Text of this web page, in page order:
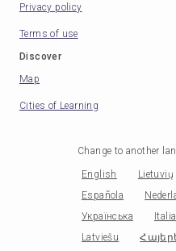
Privacy policy
Terms of use
Discover
Map
Cities of Learning
Change to another
English Lietuvių
Española
Українська
Latviešu